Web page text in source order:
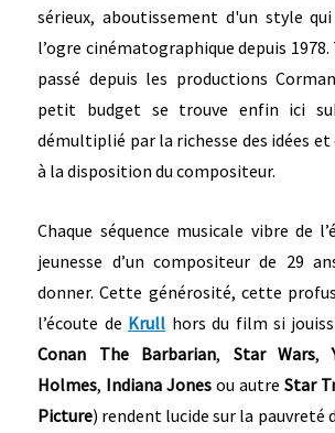
sérieux, aboutissement d'un style qui
l’ogre cinématographique depuis
passé depuis les productions
petit budget se trouve enfin ici
démultiplié par la richesse des idées
à la disposition du compositeur.
Chaque séquence musicale vibre de
jeunesse d’un compositeur de 29
donner. Cette générosité, cette
l’écoute de Krull hors du film si
Conan The Barbarian, Star Wars,
Holmes, Indiana Jones ou autre Star
Picture) rendent lucide sur la pauvreté